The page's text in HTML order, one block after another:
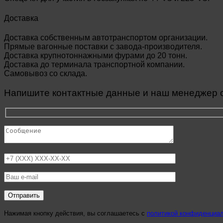
Доставка
Доставка собственным автотранспортом организации.
Прямые вагонные поставки с завода-производителя.
Доставка крупнотоннажными фурами до 20 тонн.
Доставка до терминала транспортной компании.
Самовывоз со склада.
Напишите контактные данные и наш менеджер
Нажимая кнопку действия, вы соглашаетесь с политикой